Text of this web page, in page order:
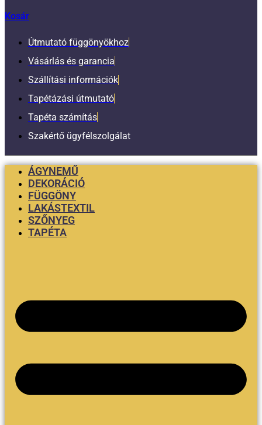
Kosár
Útmutató függönyökhoz
Vásárlás és garancia
Szállítási információk
Tapétázási útmutató
Tapéta számítás
Szakértő ügyfélszolgálat
ÁGYNEMŰ
DEKORÁCIÓ
FÜGGÖNY
LAKÁSTEXTIL
SZŐNYEG
TAPÉTA